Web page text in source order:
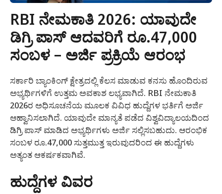
RBI ನೇಮಕಾತಿ 2026: ಯಾವುದೇ
ಡಿಗ್ರಿ ಪಾಸ್ ಆದವರಿಗೆ ರೂ.47,000
ಸಂಬಳ – ಅರ್ಜಿ ಪ್ರಕ್ರಿಯೆ ಆರಂಭ
ಸರ್ಕಾರಿ ಬ್ಯಾಂಕಿಂಗ್ ಕ್ಷೇತ್ರದಲ್ಲಿ ಕೆಲಸ ಮಾಡುವ ಕನಸು ಹೊಂದಿರುವ
ಅಭ್ಯರ್ಥಿಗಳಿಗೆ ಉತ್ತಮ ಅವಕಾಶ ಲಭ್ಯವಾಗಿದೆ. RBI ನೇಮಕಾತಿ
2026ರ ಅಧಿಸೂಚನೆಯ ಮೂಲಕ ವಿವಿಧ ಹುದ್ದೆಗಳ ಭರ್ತಿಗೆ ಅರ್ಜಿ
ಆಹ್ವಾನಿಸಲಾಗಿದೆ. ಯಾವುದೇ ಮಾನ್ಯತೆ ಪಡೆದ ವಿಶ್ವವಿದ್ಯಾಲಯದಿಂದ
ಡಿಗ್ರಿ ಪಾಸ್ ಮಾಡಿದ ಅಭ್ಯರ್ಥಿಗಳು ಅರ್ಜಿ ಸಲ್ಲಿಸಬಹುದು. ಆರಂಭಿಕ
ಸಂಬಳ ರೂ.47,000 ಸುತ್ತಮುತ್ತ ಇರುವುದರಿಂದ ಈ ಹುದ್ದೆಗಳು
ಅತ್ಯಂತ ಆಕರ್ಷಕವಾಗಿವೆ.
ಹುದ್ದೆಗಳ ವಿವರ